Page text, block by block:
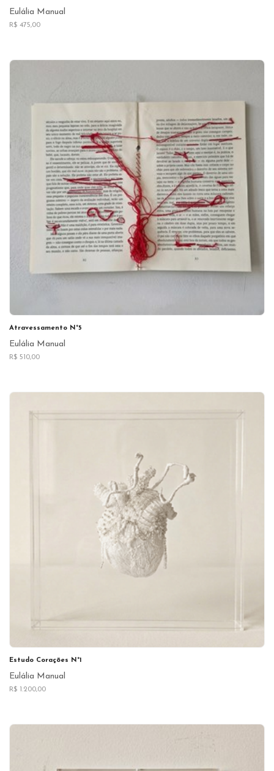
Eulália Manual
R$ 475,00
Atravessamento N°5
Eulália Manual
R$ 510,00
Estudo Corações N°1
Eulália Manual
R$ 1.200,00